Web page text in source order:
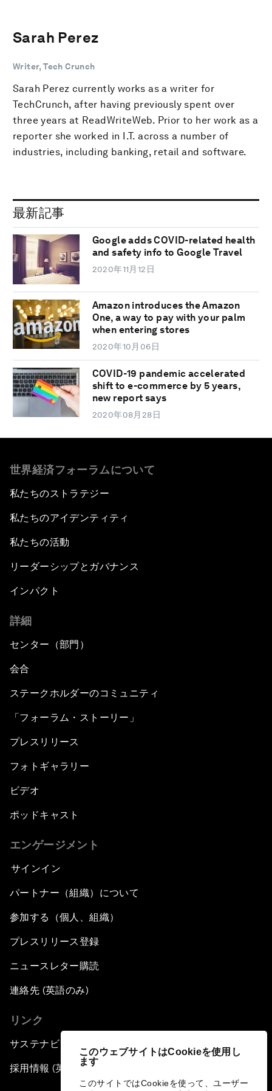
このウェブサイトはCookieを使用し
ます
このサイトではCookieを使って、ユーザー
Sarah Perez
Writer, Tech Crunch
Sarah Perez currently works as a writer for
TechCrunch, after having previously spent over
three years at ReadWriteWeb. Prior to her work as a
reporter she worked in I.T. across a number of
industries, including banking, retail and software.
最新記事
Google adds COVID-related health
and safety info to Google Travel
2020年11月12日
Amazon introduces the Amazon
One, a way to pay with your palm
when entering stores
2020年10月06日
COVID-19 pandemic accelerated
shift to e-commerce by 5 years,
new report says
2020年08月28日
世界経済フォーラムについて
私たちのストラテジー
私たちのアイデンティティ
私たちの活動
リーダーシップとガバナンス
インパクト
詳細
センター（部門）
会合
ステークホルダーのコミュニティ
「フォーラム・ストーリー」
プレスリリース
フォトギャラリー
ビデオ
ポッドキャスト
エンゲージメント
サインイン
パートナー（組織）について
参加する（個人、組織）
プレスリリース登録
ニュースレター購読
連絡先 (英語のみ)
リンク
サステナビリティへの取り組み
採用情報 (英語のみ)